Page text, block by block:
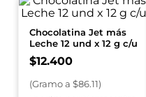
Chocolatina Jet más
Leche 12 und x 12 g c/u
$12.400
(Gramoa $86.11)